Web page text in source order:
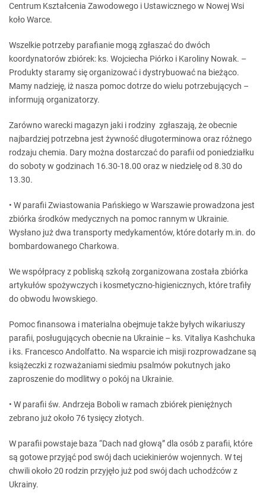
Centrum Kształcenia Zawodowego i Ustawicznego w Nowej Wsi
koło Warce.
Wszelkie potrzeby parafianie mogą zgłaszać do dwóch
koordynatorów zbiórek: ks. Wojciecha Piórko i Karoliny Nowak. –
Produkty staramy się organizować i dystrybuować na bieżąco.
Mamy nadzieję, iż nasza pomoc dotrze do wielu potrzebujących –
informują organizatorzy.
Zarówno warecki magazyn jaki i rodziny zgłaszają, że obecnie
najbardziej potrzebna jest żywność długoterminowa oraz różnego
rodzaju chemia. Dary można dostarczać do parafii od poniedziałku
do soboty w godzinach 16.30-18.00 oraz w niedzielę od 8.30 do
13.30.
• W parafii Zwiastowania Pańskiego w Warszawie prowadzona jest
zbiórka środków medycznych na pomoc rannym w Ukrainie.
Wysłano już dwa transporty medykamentów, które dotarły m.in. do
bombardowanego Charkowa.
We współpracy z pobliską szkołą zorganizowana została zbiórka
artykułów spożywczych i kosmetyczno-higienicznych, które trafiły
do obwodu lwowskiego.
Pomoc finansowa i materialna obejmuje także byłych wikariuszy
parafii, posługujących obecnie na Ukrainie – ks. Vitaliya Kashchuka
i ks. Francesco Andolfatto. Na wsparcie ich misji rozprowadzane są
książeczki z rozważaniami siedmiu psalmów pokutnych jako
zaproszenie do modlitwy o pokój na Ukrainie.
• W parafii św. Andrzeja Boboli w ramach zbiórek pieniężnych
zebrano już około 76 tysięcy złotych.
W parafii powstaje baza “Dach nad głową” dla osób z parafii, które
są gotowe przyjąć pod swój dach uciekinierów wojennych. W tej
chwili około 20 rodzin przyjęło już pod swój dach uchodźców z
Ukrainy.